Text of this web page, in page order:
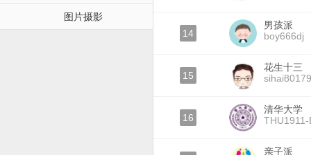
图片摄影
14
男孩派
boy666dj
15
花生十三
sihai80179
16
清华大学
THU1911-
亲子派